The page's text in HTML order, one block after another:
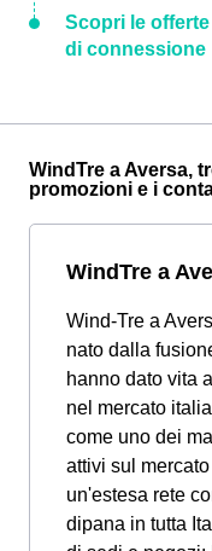
Scopri le
di connessione
WindTre a Aversa,
promozioni e i
WindTre a
Wind-Tre a
nato dalla
hanno dato vita
nel mercato
come uno dei
attivi sul
un'estesa rete
dipana in tutta